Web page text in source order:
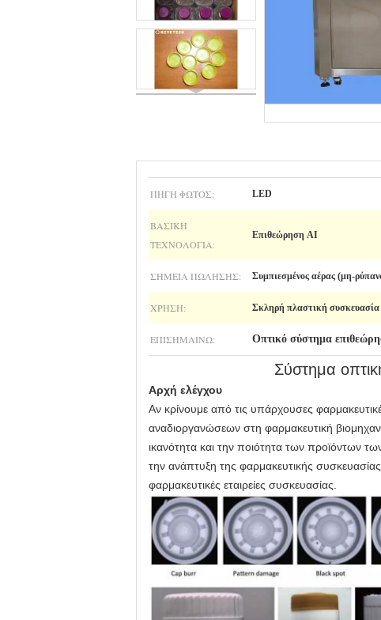
ΠΗΓΉ ΦΩΤΌΣ: LED
ΒΑΣΙΚΉ
ΤΕΧΝΟΛΟΓΊΑ:
Επιθεώρηση AI
ΣΗΜΕΊΑ ΠΏΛΗΣΗΣ: Συμπιεσμένος αέρας (μη-
ΧΡΉΣΗ: Σκληρή πλαστική συσκευασία
ΕΠΙΣΗΜΑΊΝΩ: Οπτικό σύστημα
Σύστημα
Αρχή ελέγχου
Αν κρίνουμε από τις υπάρχουσες
αναδιοργανώσεων στη φαρμακευτική
ικανότητα και την ποιότητα των προϊόντων
την ανάπτυξη της φαρμακευτικής
φαρμακευτικές εταιρείες συσκευασίας.